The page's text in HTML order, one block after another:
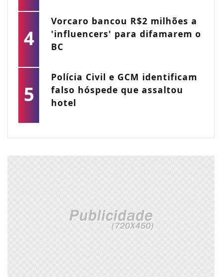
4
Vorcaro bancou R$2 milhões a
'influencers' para difamarem o
BC
5
Polícia Civil e GCM identificam
falso hóspede que assaltou
hotel